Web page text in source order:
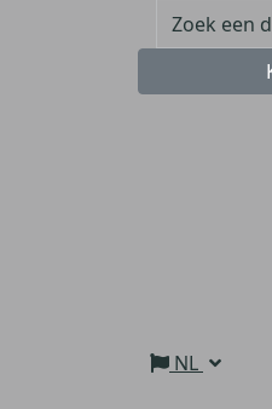
NL